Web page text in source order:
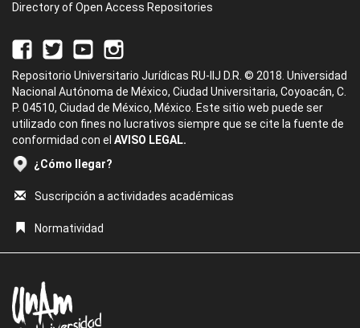
Directory of Open Access Repositories
Repositorio Universitario Jurídicas RU-IIJ D.R. © 2018. Universidad
Nacional Autónoma de México, Ciudad Universitaria, Coyoacán, C.
P. 04510, Ciudad de México, México. Este sitio web puede ser
utilizado con fines no lucrativos siempre que se cite la fuente de
conformidad con el AVISO LEGAL.
¿Cómo llegar?
Suscripción a actividades académicas
Normatividad